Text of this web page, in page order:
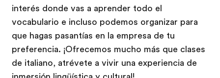
interés donde vas a aprender todo el
vocabulario e incluso podemos organizar para
que hagas pasantías en la empresa de tu
preferencia. ¡Ofrecemos mucho más que clases
de italiano, atrévete a vivir una experiencia de